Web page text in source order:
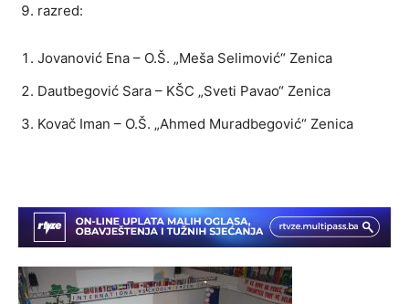
razred:
Jovanović Ena – O.Š. „Meša Selimović“ Zenica
Dautbegović Sara – KŠC „Sveti Pavao“ Zenica
Kovač Iman – O.Š. „Ahmed Muradbegović“ Zenica